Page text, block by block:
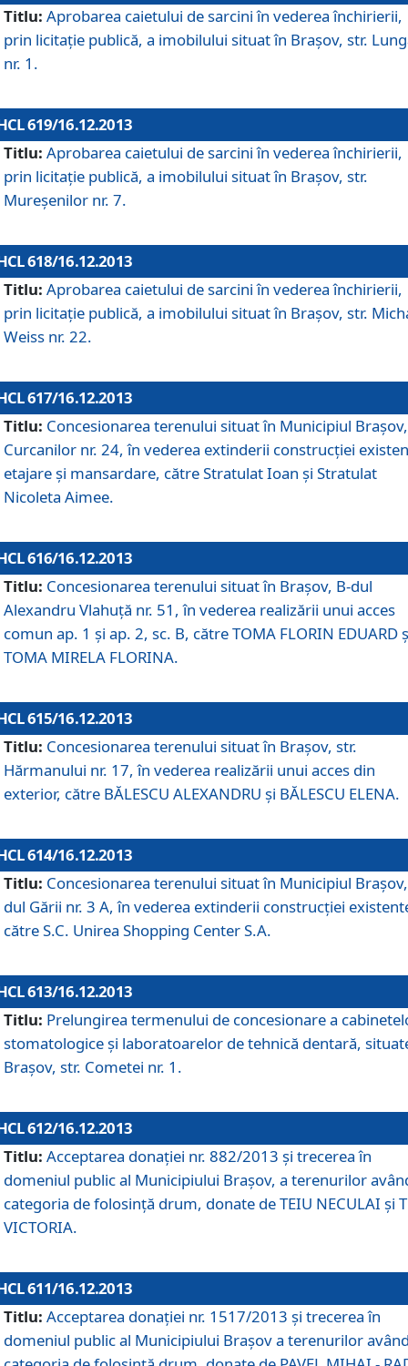
Titlu: Aprobarea caietului de sarcini în vederea închirierii,
prin licitaţie publică, a imobilului situat în Braşov, str.
nr. 1.
619/16.12.2013
Titlu: Aprobarea caietului de sarcini în vederea închirierii,
prin licitaţie publică, a imobilului situat în Braşov, str.
Mureşenilor nr. 7.
618/16.12.2013
Titlu: Aprobarea caietului de sarcini în vederea închirierii,
prin licitaţie publică, a imobilului situat în Braşov, str.
Weiss nr. 22.
617/16.12.2013
Titlu: Concesionarea terenului situat în Municipiul
Curcanilor nr. 24, în vederea extinderii construcţiei
etajare şi mansardare, către Stratulat Ioan şi Stratulat
Nicoleta Aimee.
616/16.12.2013
Titlu: Concesionarea terenului situat în Braşov, B-dul
Alexandru Vlahuţă nr. 51, în vederea realizării unui acces
comun ap. 1 şi ap. 2, sc. B, către TOMA FLORIN EDUARD
TOMA MIRELA FLORINA.
615/16.12.2013
Titlu: Concesionarea terenului situat în Braşov, str.
Hărmanului nr. 17, în vederea realizării unui acces din
exterior, către BĂLESCU ALEXANDRU şi BĂLESCU ELENA.
614/16.12.2013
Titlu: Concesionarea terenului situat în Municipiul
dul Gării nr. 3 A, în vederea extinderii construcţiei
către S.C. Unirea Shopping Center S.A.
613/16.12.2013
Titlu: Prelungirea termenului de concesionare a
stomatologice şi laboratoarelor de tehnică dentară,
Braşov, str. Cometei nr. 1.
612/16.12.2013
Titlu: Acceptarea donaţiei nr. 882/2013 şi trecerea în
domeniul public al Municipiului Braşov, a terenurilor
categoria de folosinţă drum, donate de TEIU NECULAI şi
VICTORIA.
611/16.12.2013
Titlu: Acceptarea donaţiei nr. 1517/2013 şi trecerea în
domeniul public al Municipiului Braşov a terenurilor